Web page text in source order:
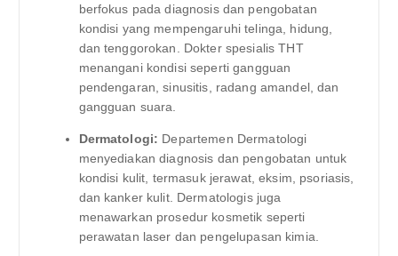
berfokus pada diagnosis dan pengobatan
kondisi yang mempengaruhi telinga, hidung,
dan tenggorokan. Dokter spesialis THT
menangani kondisi seperti gangguan
pendengaran, sinusitis, radang amandel, dan
gangguan suara.
Dermatologi: Departemen Dermatologi
menyediakan diagnosis dan pengobatan untuk
kondisi kulit, termasuk jerawat, eksim, psoriasis,
dan kanker kulit. Dermatologis juga
menawarkan prosedur kosmetik seperti
perawatan laser dan pengelupasan kimia.